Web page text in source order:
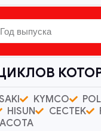
KYMCO
HISUN CECTEK